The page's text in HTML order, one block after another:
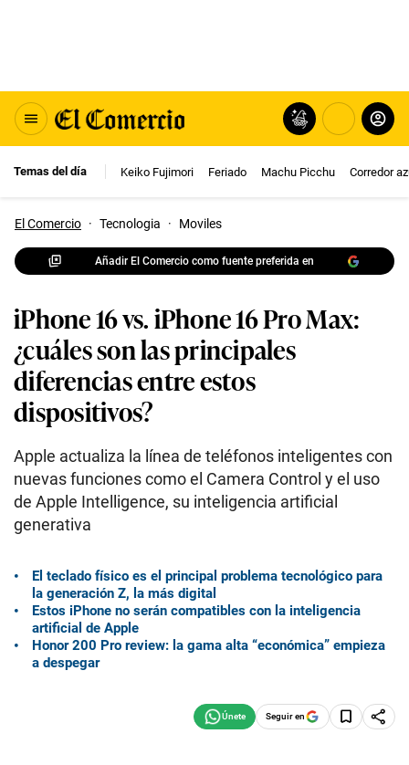
Temas del día Keiko Fujimori Feriado Machu Picchu Corredor
El Comercio · Tecnologia · Moviles
Añadir El Comercio como fuente preferida en
iPhone 16 vs. iPhone 16 Pro Max:
¿cuáles son las principales
diferencias entre estos
dispositivos?
Apple actualiza la línea de teléfonos inteligentes con
nuevas funciones como el Camera Control y el uso
de Apple Intelligence, su inteligencia artificial
generativa
El teclado físico es el principal problema tecnológico para
la generación Z, la más digital
Estos iPhone no serán compatibles con la inteligencia
artificial de Apple
Honor 200 Pro review: la gama alta “económica” empieza
a despegar
Seguir en